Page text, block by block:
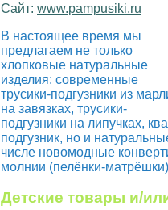
Сайт: www.pampusiki.ru
В настоящее время мы
предлагаем не только
хлопковые натуральные
изделия: современные
трусики-подгузники из
на завязках, трусики-
подгузники на липучках,
подгузник, но и
числе новомодные
молнии (пелёнки-
Детские товары и/